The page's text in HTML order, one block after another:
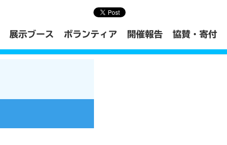
展示ブース ボランティア 開催報告 協賛・寄付